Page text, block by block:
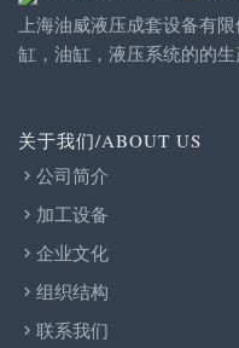
上海油威液压成套设备有
缸，油缸，液压系统的的生
关于我们/ABOUT US
公司简介
加工设备
企业文化
组织结构
联系我们